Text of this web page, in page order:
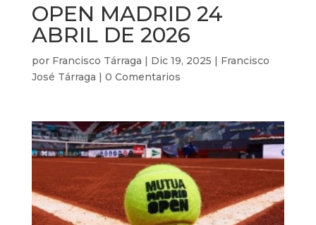
OPEN MADRID 24
ABRIL DE 2026
por Francisco Tárraga | Dic 19, 2025 | Francisco
José Tárraga | 0 Comentarios